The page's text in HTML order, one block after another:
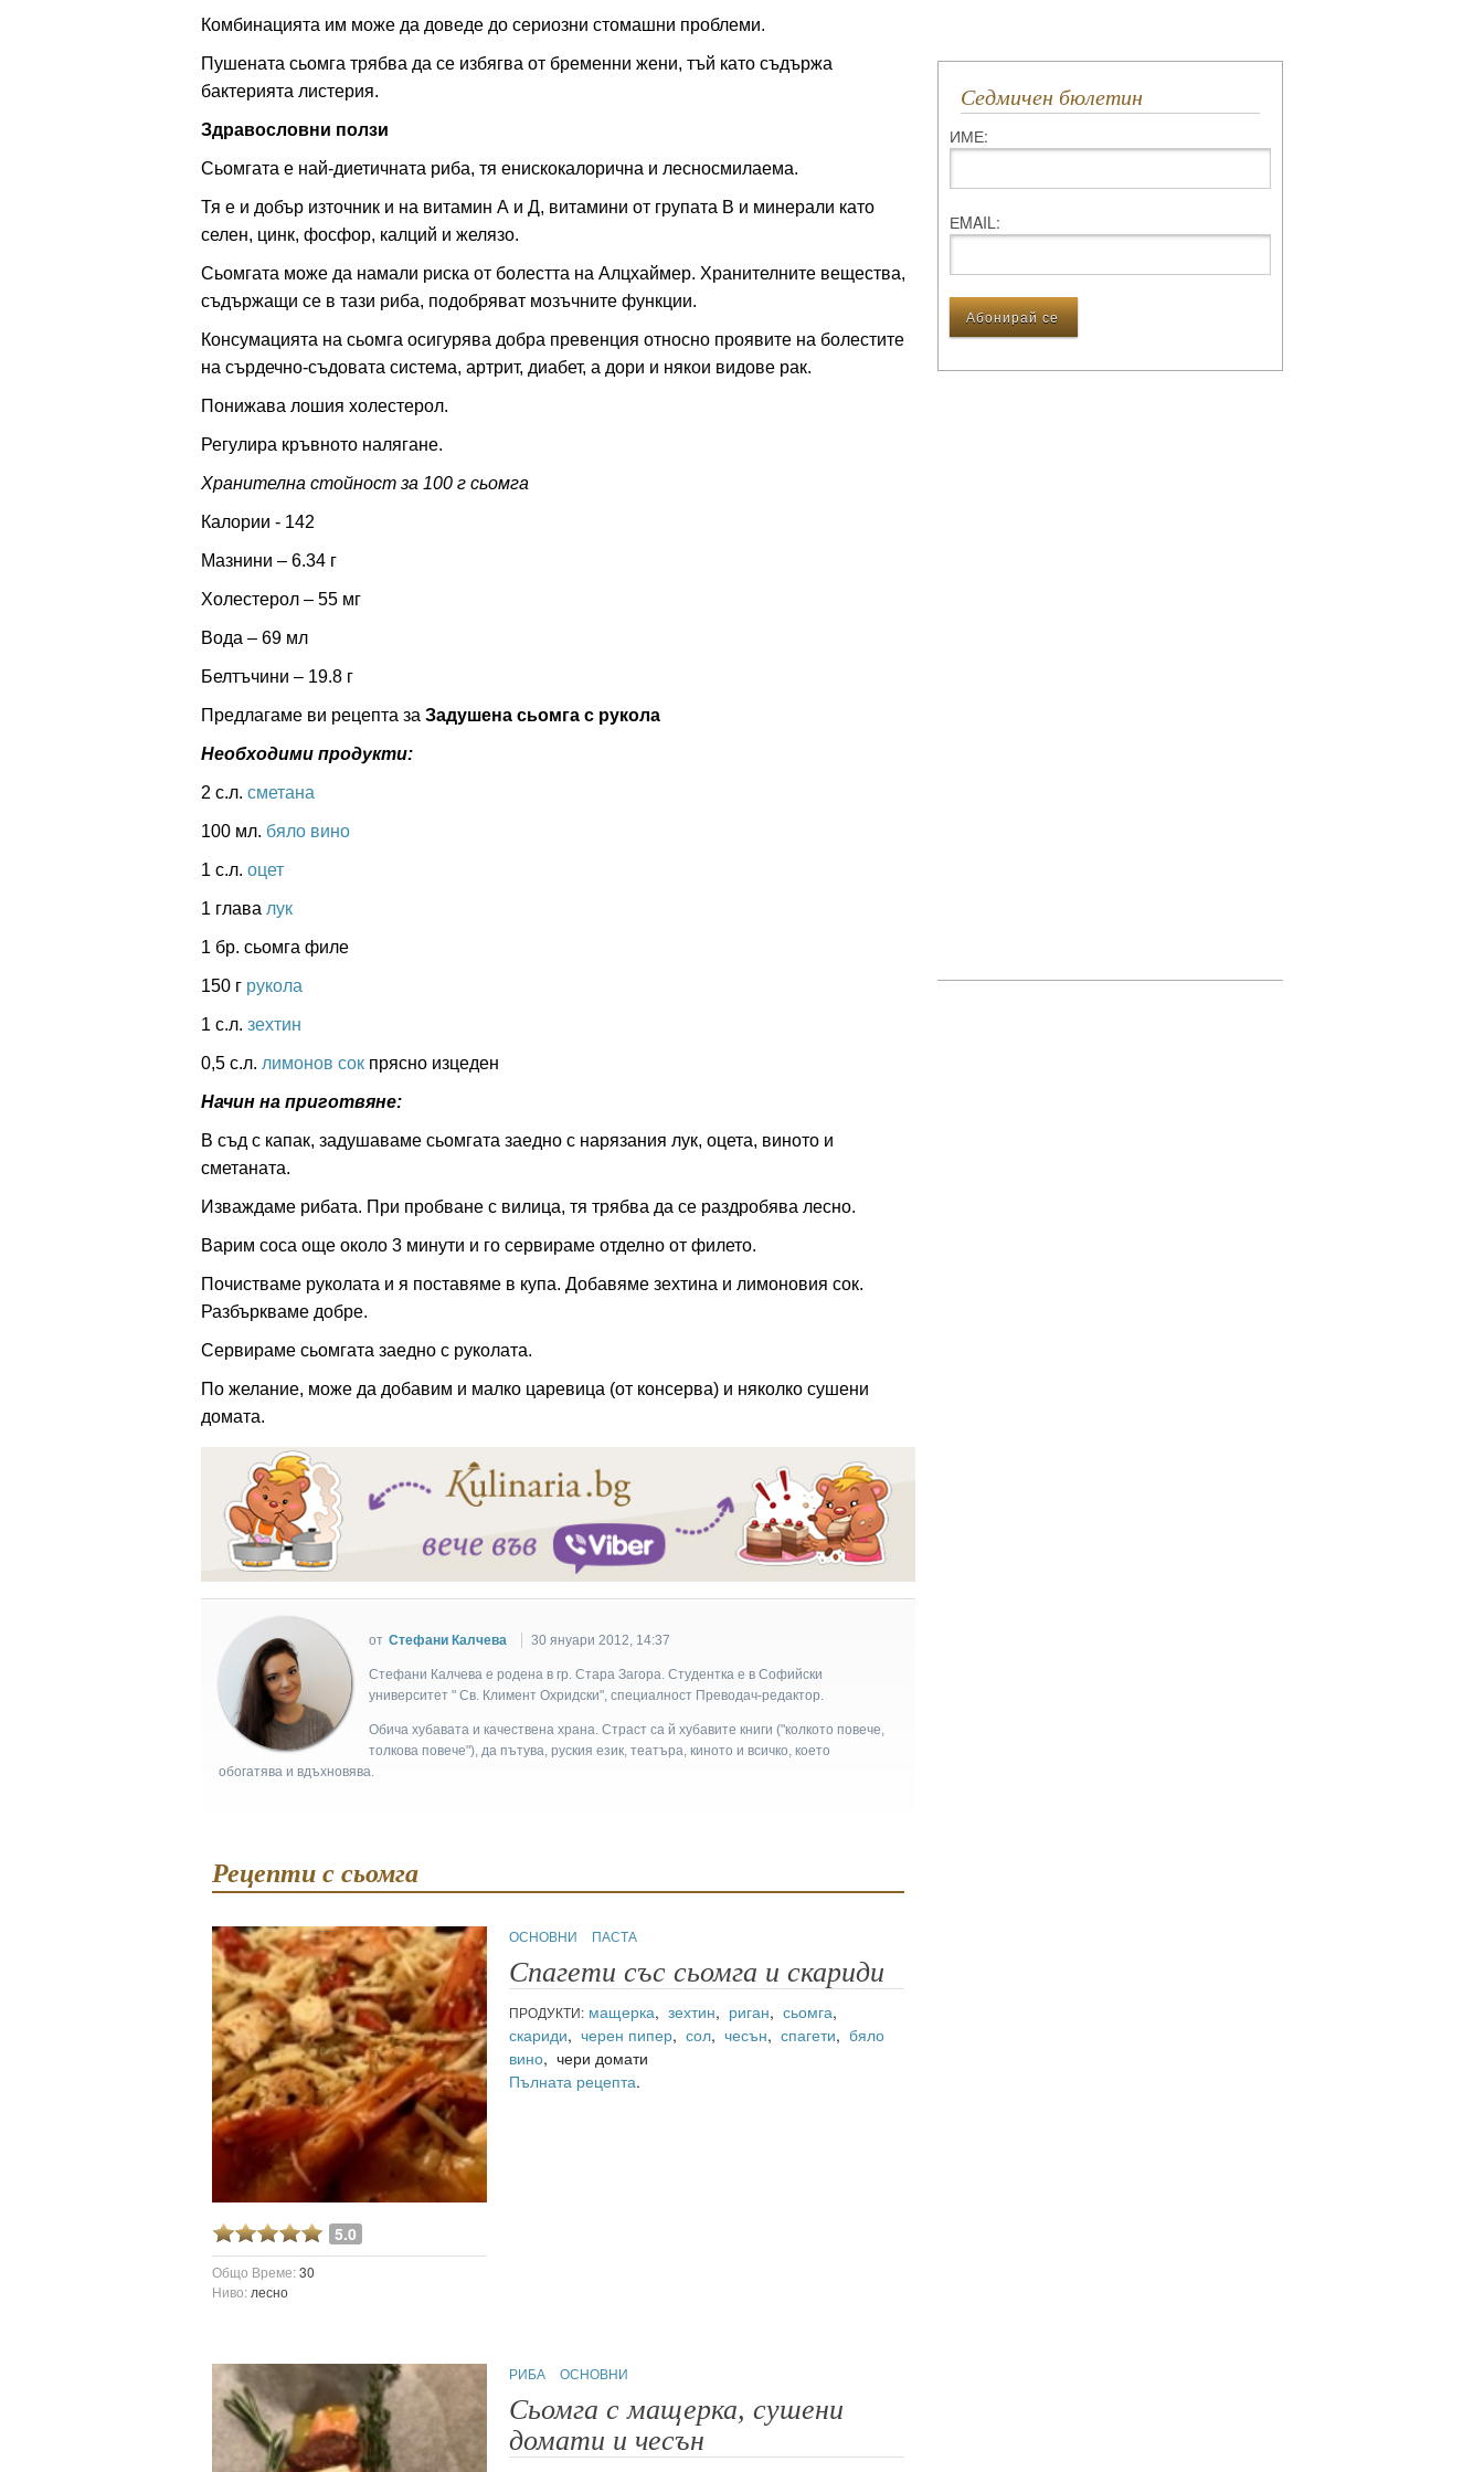
Комбинацията им може да доведе до сериозни стомашни проблеми.
Пушената сьомга трябва да се избягва от бременни жени, тъй като съдържа
бактерията листерия.
Здравословни ползи
Сьомгата е най-диетичната риба, тя енискокалорична и лесносмилаема.
Тя е и добър източник и на витамин А и Д, витамини от групата В и минерали като
селен, цинк, фосфор, калций и желязо.
Сьомгата може да намали риска от болестта на Алцхаймер. Хранителните вещества,
съдържащи се в тази риба, подобряват мозъчните функции.
Консумацията на сьомга осигурява добра превенция относно проявите на болестите
на сърдечно-съдовата система, артрит, диабет, а дори и някои видове рак.
Понижава лошия холестерол.
Регулира кръвното налягане.
Хранителна стойност за 100 г сьомга
Калории - 142
Мазнини – 6.34 г
Холестерол – 55 мг
Вода – 69 мл
Белтъчини – 19.8 г
Предлагаме ви рецепта за Задушена сьомга с рукола
Необходими продукти:
2 с.л. сметана
100 мл. бяло вино
1 с.л. оцет
1 глава лук
1 бр. сьомга филе
150 г рукола
1 с.л. зехтин
0,5 с.л. лимонов сок прясно изцеден
Начин на приготвяне:
В съд с капак, задушаваме сьомгата заедно с нарязания лук, оцета, виното и
сметаната.
Изваждаме рибата. При пробване с вилица, тя трябва да се раздробява лесно.
Варим соса още около 3 минути и го сервираме отделно от филето.
Почистваме руколата и я поставяме в купа. Добавяме зехтина и лимоновия сок.
Разбъркваме добре.
Сервираме сьомгата заедно с руколата.
По желание, може да добавим и малко царевица (от консерва) и няколко сушени
домата.
от Стефани Калчева 30 януари 2012, 14:37
Стефани Калчева е родена в гр. Стара Загора. Студентка е в Софийски
университет " Св. Климент Охридски", специалност Преводач-редактор.
Обича хубавата и качествена храна. Страст са й хубавите книги ("колкото повече,
толкова повече"), да пътува, руския език, театъра, киното и всичко, което
обогатява и вдъхновява.
Рецепти с сьомга
5.0
Общо Време:30
Ниво: лесно
ОСНОВНИ ПАСТА
Спагети със сьомга и скариди
ПРОДУКТИ: мащерка,зехтин, риган,сьомга,
скариди,черен пипер,сол,чесън,спагети,бяло
вино, чери домати
Пълната рецепта.
РИБА ОСНОВНИ
Сьомга с мащерка, сушени
домати и чесън
Седмичен бюлетин
ИМЕ:
ЕMAIL: